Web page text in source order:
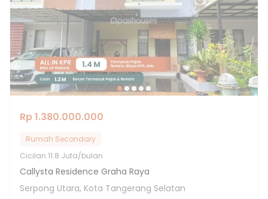
Rp 1.380.000.000
Rumah Secondary
Cicilan 11.8 Juta/bulan
Callysta Residence Graha Raya
Serpong Utara, Kota Tangerang Selatan